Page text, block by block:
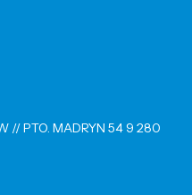
PTO. MADRYN 54 9 280